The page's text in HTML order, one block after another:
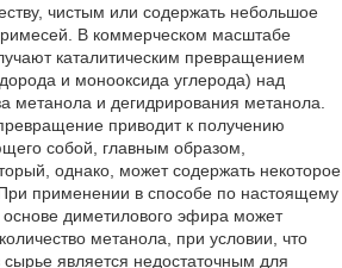
чистым или содержать небольшое
В коммерческом масштабе
каталитическим превращением
и монооксида углерода) над
метанола и дегидрирования метанола.
приводит к получению
собой, главным образом,
однако, может содержать некоторое
применении в способе по настоящему
диметилового эфира может
метанола, при условии, что
сырье является недостаточным для